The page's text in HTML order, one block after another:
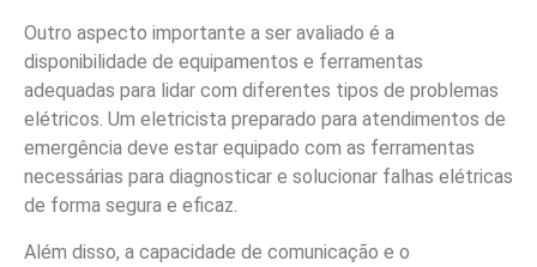
Outro aspecto importante a ser avaliado é a
disponibilidade de equipamentos e ferramentas
adequadas para lidar com diferentes tipos de problemas
elétricos. Um eletricista preparado para atendimentos de
emergência deve estar equipado com as ferramentas
necessárias para diagnosticar e solucionar falhas elétricas
de forma segura e eficaz.
Além disso, a capacidade de comunicação e o